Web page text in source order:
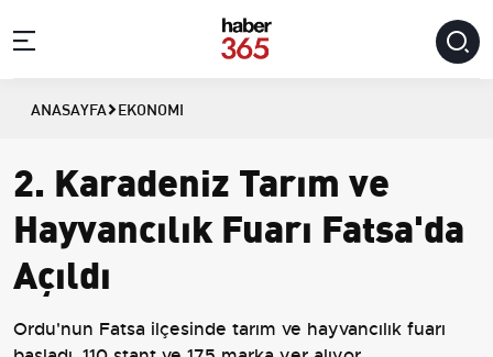
ANASAYFA EKONOMI
2. Karadeniz Tarım ve
Hayvancılık Fuarı Fatsa'da
Açıldı
Ordu'nun Fatsa ilçesinde tarım ve hayvancılık fuarı